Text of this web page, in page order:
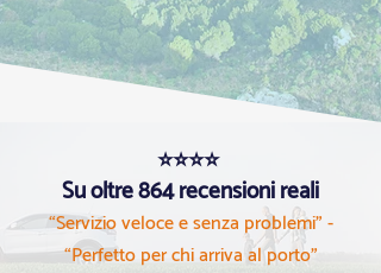
⭐⭐⭐⭐
Su oltre 864 recensioni reali
“Servizio veloce e senza problemi” -
“Perfetto per chi arriva al porto”